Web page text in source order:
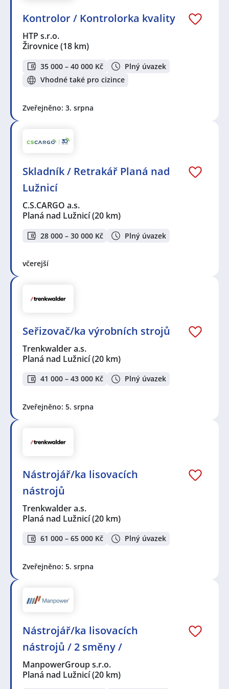
Kontrolor / Kontrolorka kvality
HTP s.r.o.
Žirovnice(18 km)
35 000 – 40 000 Kč
Plný úvazek
Vhodné také pro cizince
Zveřejněno: 3. srpna
Skladník / Retrakář Planá nad
Lužnicí
C.S.CARGO a.s.
Planá nad Lužnicí(20 km)
28 000 – 30 000 Kč Plný úvazek
včerejší
Seřizovač/ka výrobních strojů
Trenkwalder a.s.
Planá nad Lužnicí(20 km)
41 000 – 43 000 Kč Plný úvazek
Zveřejněno: 5. srpna
Nástrojář/ka lisovacích
nástrojů
Trenkwalder a.s.
Planá nad Lužnicí(20 km)
61 000 – 65 000 Kč Plný úvazek
Zveřejněno: 5. srpna
Nástrojář/ka lisovacích
nástrojů / 2 směny /
ManpowerGroup s.r.o.
Planá nad Lužnicí(20 km)